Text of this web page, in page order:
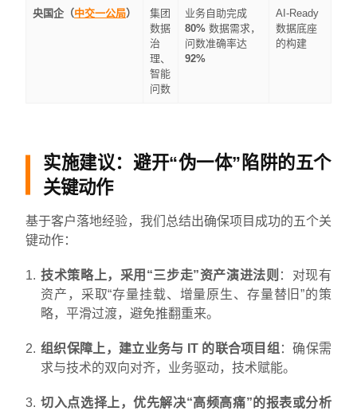
央国企（中交一公局）
集团
数据
治
理、
智能
问数
业务自助完成
80% 数据需求，
问数准确率达
92%
AI-Ready
数据底座
的构建
实施建议：避开“伪一体”陷阱的五个
关键动作
基于客户落地经验，我们总结出确保项目成功的五个关
键动作：
技术策略上，采用“三步走”资产演进法则 ：对现有
资产，采取“存量挂载、增量原生、存量替旧”的策
略，平滑过渡，避免推翻重来。
组织保障上，建立业务与 IT 的联合项目组 ：确保需
求与技术的双向对齐，业务驱动，技术赋能。
切入点选择上，优先解决“高频高痛”的报表或分析